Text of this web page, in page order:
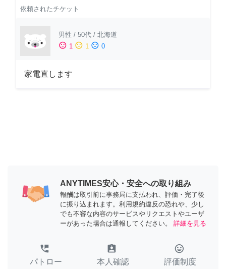
依頼されたチケット
男性 / 50代 / 北海道
sentiment_satisfied 1 sentiment_neutral 1 sentiment_dissatisfied 0
家電直します
ANYTIMES安心・安全への取り組み
報酬は取引前に事務局に支払われ、評価・完了後
に振り込まれます。利用規約違反の恐れや、少し
でも不審な内容のサービスやリクエストやユーザ
ーがあった場合は通報してください。
詳細を見る
perm_phone_msg
パトロー
assignment_ind
本人確認
tag_faces
評価制度